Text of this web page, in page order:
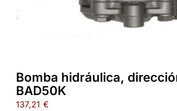
Bomba hidráulica,
BAD50K
137,21 €